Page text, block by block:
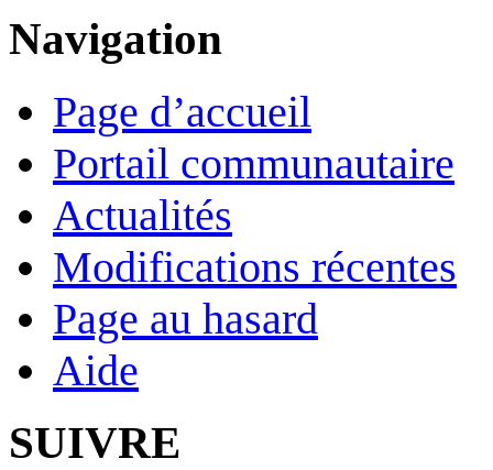
Navigation
Page d’accueil
Portail communautaire
Actualités
Modifications récentes
Page au hasard
Aide
SUIVRE